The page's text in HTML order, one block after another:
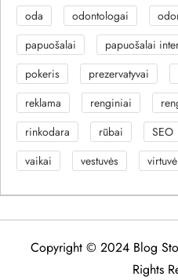
oda
odontologai
papuošalai
papuošalai
pokeris
prezervatyvai
reklama
renginiai
rinkodara
rūbai SEO
vaikai
vestuvės virtuvė
Copyright © 2024 Blog
Rights